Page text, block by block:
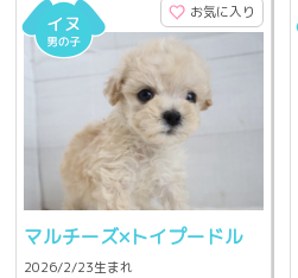
お気に入り
マルチーズ×トイプードル
2026/2/23生まれ